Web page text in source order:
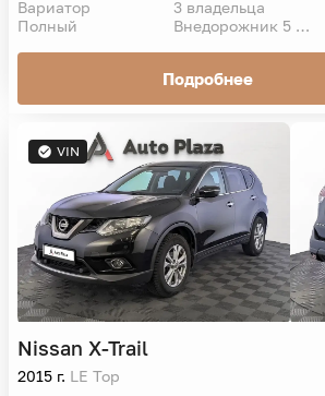
Вариатор
3 владельца
Полный
Внедорожник 5 дв.
Подробнее
VIN
Nissan X-Trail
2015 г. LE Top